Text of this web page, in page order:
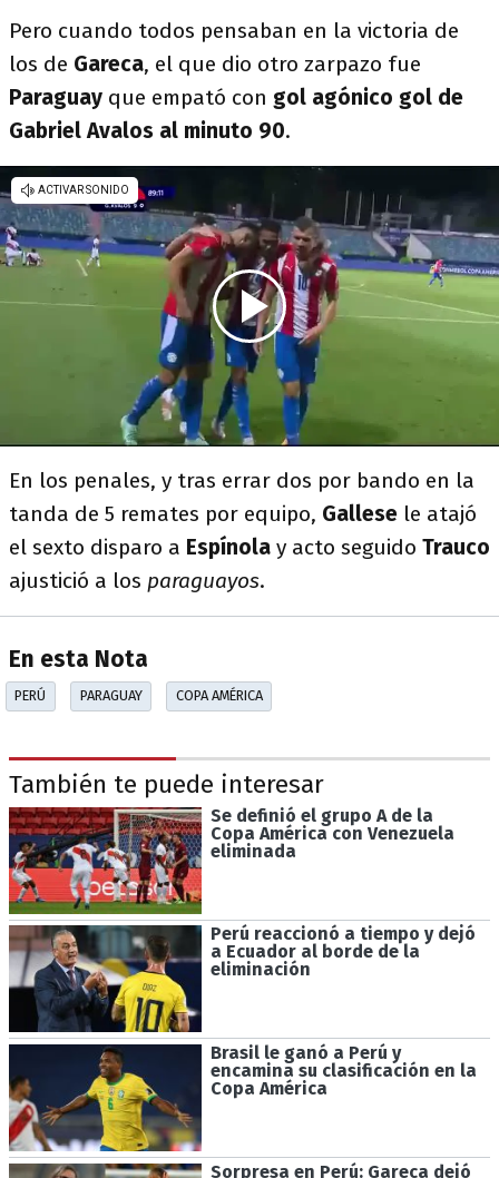
Pero cuando todos pensaban en la victoria de
los de Gareca, el que dio otro zarpazo fue
Paraguay que empató con gol agónico gol de
Gabriel Avalos al minuto 90.
En los penales, y tras errar dos por bando en la
tanda de 5 remates por equipo, Gallese le atajó
el sexto disparo a Espínola y acto seguido Trauco
ajustició a los paraguayos.
En esta Nota
PERÚ PARAGUAY COPA AMÉRICA
También te puede interesar
Se definió el grupo A de la
Copa América con Venezuela
eliminada
Perú reaccionó a tiempo y dejó
a Ecuador al borde de la
eliminación
Brasil le ganó a Perú y
encamina su clasificación en la
Copa América
Sorpresa en Perú: Gareca dejó